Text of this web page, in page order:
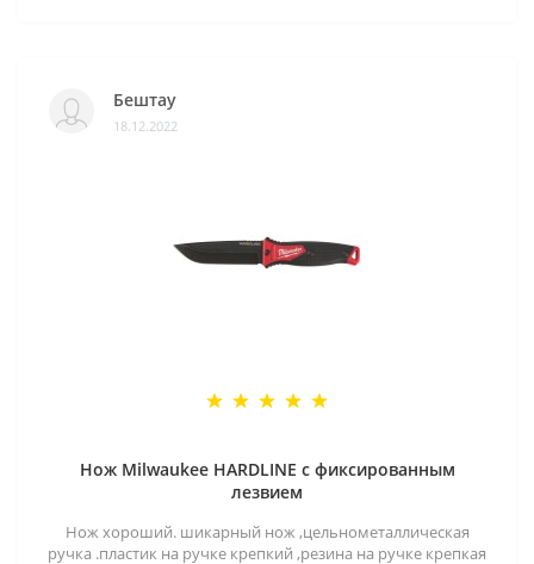
Бештау
18.12.2022
Нож Milwaukee HARDLINE с фиксированным
лезвием
Нож хороший. шикарный нож ,цельнометаллическая
ручка .пластик на ручке крепкий ,резина на ручке крепкая